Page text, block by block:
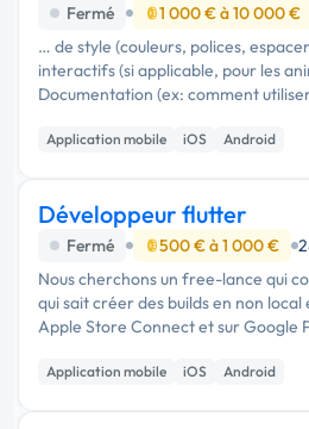
Fermé 1 000 € à 10 000 €
… de style (couleurs, polices,
interactifs (si applicable, pour les
Documentation (ex: comment
Figma). Intégration (Optionnel) : Si
Application mobile iOS Android
Développeur flutter
Fermé
500 € à 1 000 €
Nous cherchons un free-lance qui
qui sait créer des builds en non local
Apple Store Connect et sur Google
une app mobile déjà
Application mobile iOS Android